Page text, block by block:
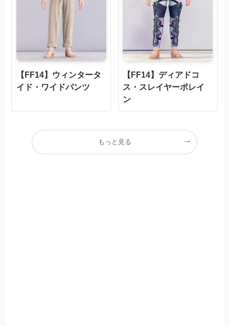
【FF14】ウィンタータ
イド・ワイドパンツ
【FF14】ディアドコ
ス・スレイヤーポレイ
ン
もっと見る